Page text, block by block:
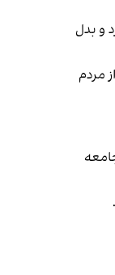
و بدل
مردم